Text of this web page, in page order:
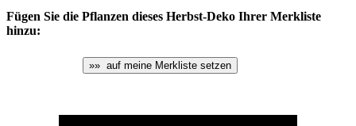
Fügen Sie die Pflanzen dieses Herbst-Deko Ihrer Merkliste
hinzu: